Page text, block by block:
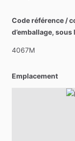
Code référence /
d’emballage,
4067M
Emplacement